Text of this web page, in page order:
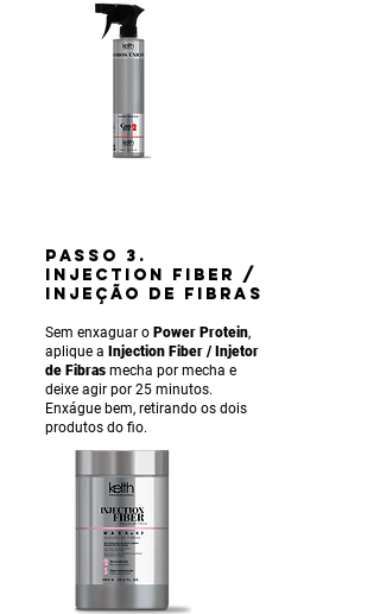
PASSO 3.
INJECTION FIBER /
INJEÇÃO DE FIBRAS
Sem enxaguar o Power Protein,
aplique a Injection Fiber / Injetor
de Fibras mecha por mecha e
deixe agir por 25 minutos.
Enxágue bem, retirando os dois
produtos do fio.